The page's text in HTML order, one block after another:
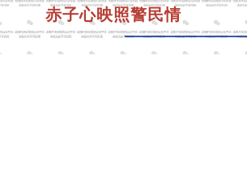
赤子心映照警民情